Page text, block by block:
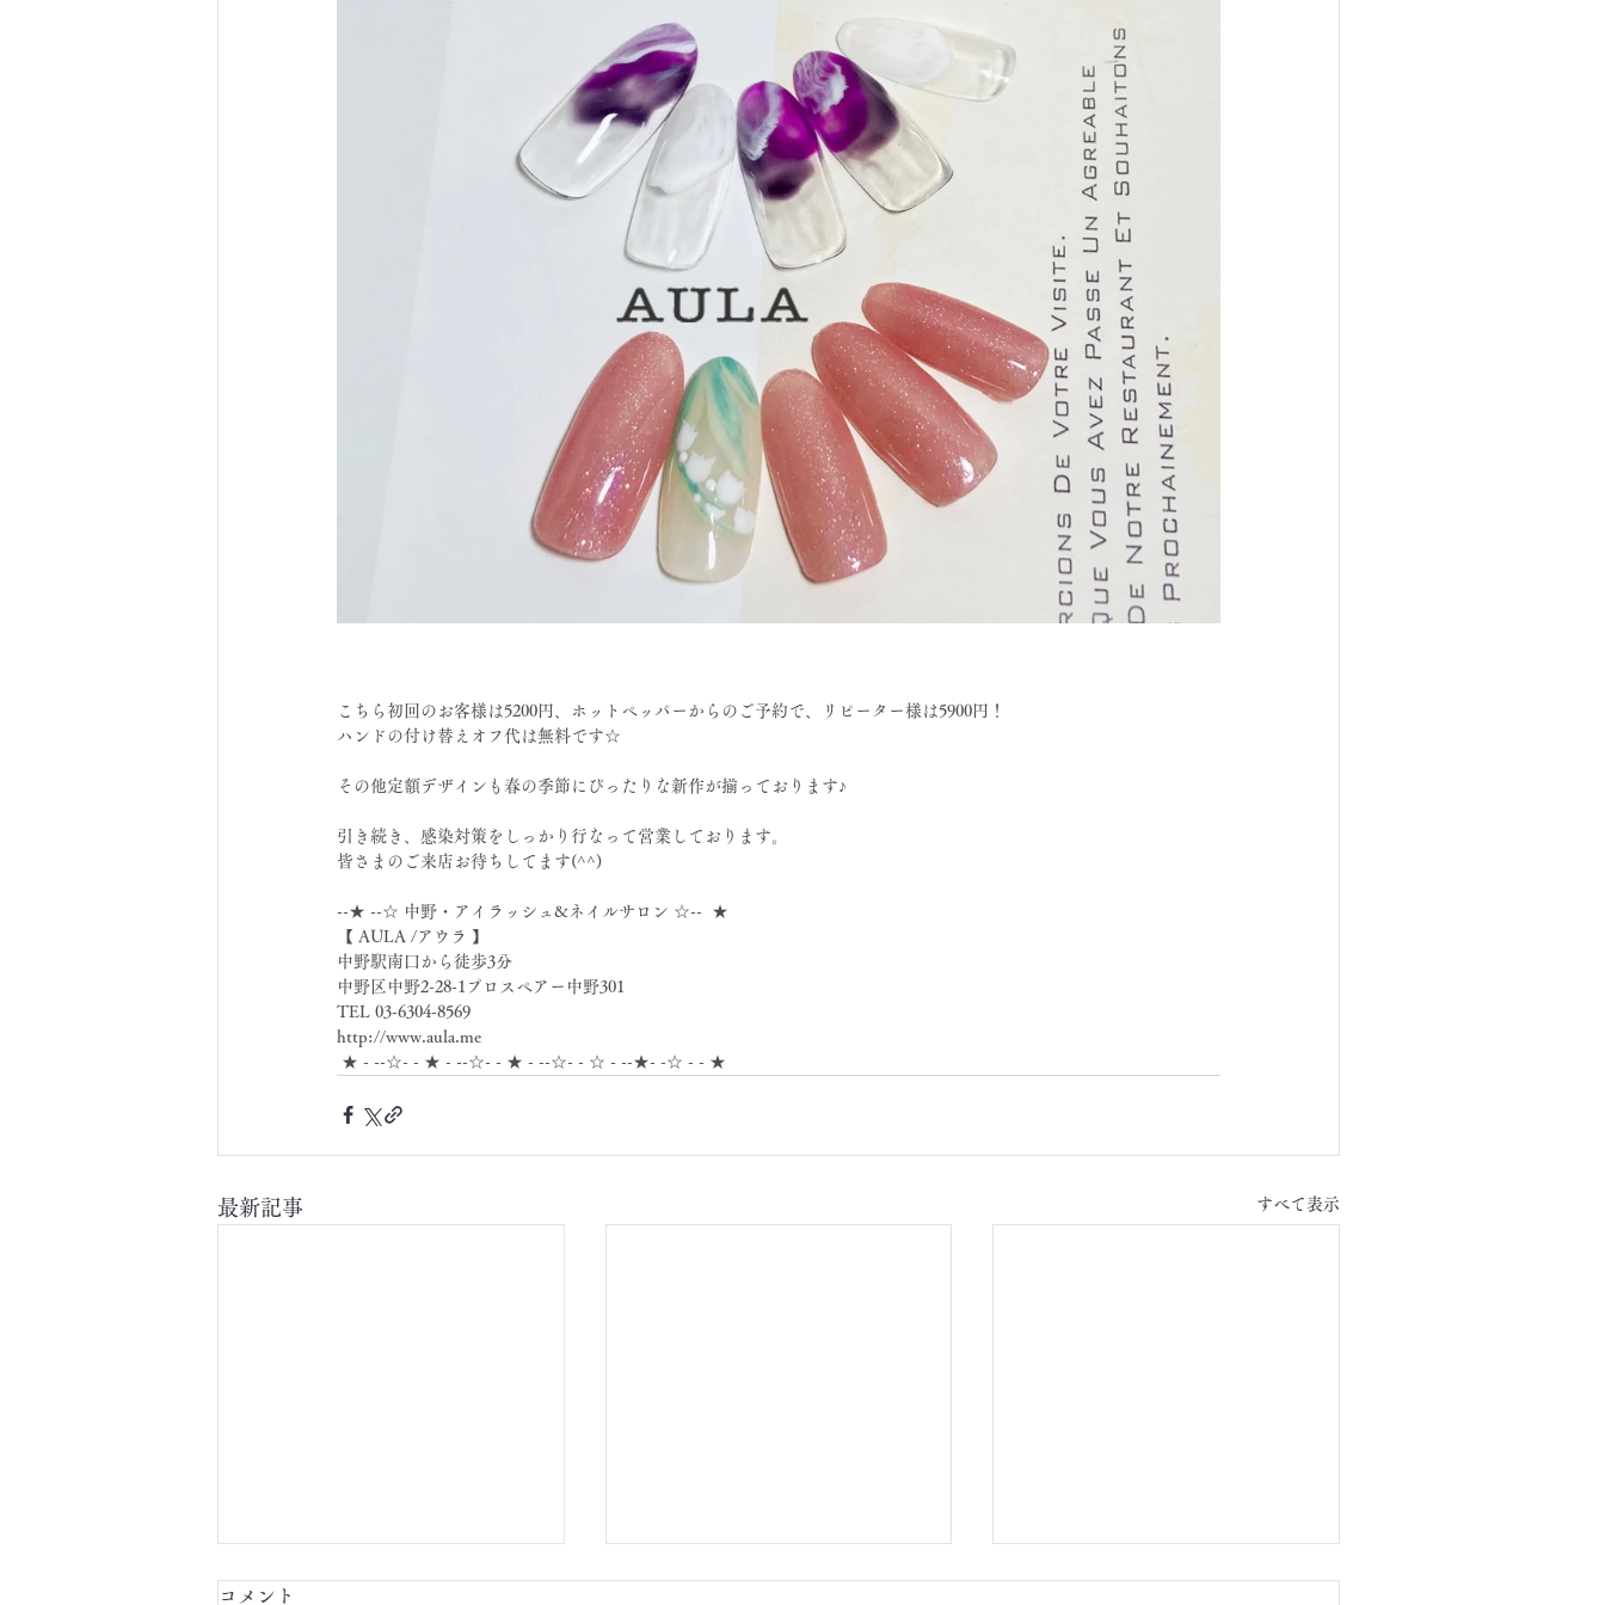
こちら初回のお客様は5200円、ホットペッパーからのご予約で、リピーター様は5900円！
ハンドの付け替えオフ代は無料です☆
その他定額デザインも春の季節にぴったりな新作が揃っております♪
引き続き、感染対策をしっかり行なって営業しております。
皆さまのご来店お待ちしてます(^^)
--★ --☆ 中野・アイラッシュ&ネイルサロン ☆--  ★
【 AULA /アウラ 】
中野駅南口から徒歩3分
中野区中野2-28-1プロスペアー中野301
TEL 03-6304-8569
http://www.aula.me
★ - --☆- - ★ - --☆- - ★ - --☆- - ☆ - --★- -☆ - - ★
最新記事 すべて表示
コメント